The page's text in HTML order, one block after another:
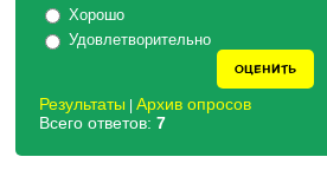
Хорошо
Удовлетворительно
Результаты |Архив опросов
Всего ответов:7